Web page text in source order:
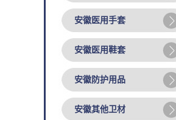
安徽医用手套
安徽医用鞋套
安徽防护用品
安徽其他卫材